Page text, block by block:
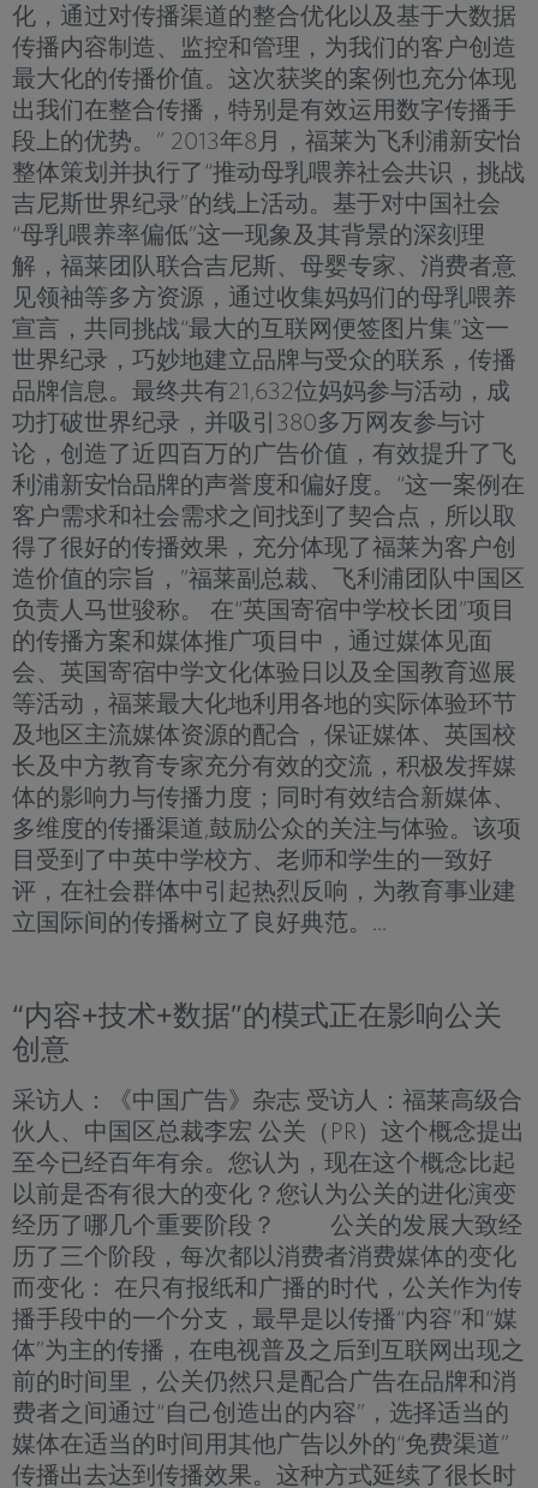
化，通过对传播渠道的整合优化以及基于大数据
传播内容制造、监控和管理，为我们的客户创造
最大化的传播价值。这次获奖的案例也充分体现
出我们在整合传播，特别是有效运用数字传播手
段上的优势。” 2013年8月，福莱为飞利浦新安怡
整体策划并执行了“推动母乳喂养社会共识，挑战
吉尼斯世界纪录”的线上活动。基于对中国社会
“母乳喂养率偏低”这一现象及其背景的深刻理
解，福莱团队联合吉尼斯、母婴专家、消费者意
见领袖等多方资源，通过收集妈妈们的母乳喂养
宣言，共同挑战“最大的互联网便签图片集”这一
世界纪录，巧妙地建立品牌与受众的联系，传播
品牌信息。最终共有21,632位妈妈参与活动，成
功打破世界纪录，并吸引380多万网友参与讨
论，创造了近四百万的广告价值，有效提升了飞
利浦新安怡品牌的声誉度和偏好度。“这一案例在
客户需求和社会需求之间找到了契合点，所以取
得了很好的传播效果，充分体现了福莱为客户创
造价值的宗旨，”福莱副总裁、飞利浦团队中国区
负责人马世骏称。 在“英国寄宿中学校长团”项目
的传播方案和媒体推广项目中，通过媒体见面
会、英国寄宿中学文化体验日以及全国教育巡展
等活动，福莱最大化地利用各地的实际体验环节
及地区主流媒体资源的配合，保证媒体、英国校
长及中方教育专家充分有效的交流，积极发挥媒
体的影响力与传播力度；同时有效结合新媒体、
多维度的传播渠道,鼓励公众的关注与体验。该项
目受到了中英中学校方、老师和学生的一致好
评，在社会群体中引起热烈反响，为教育事业建
立国际间的传播树立了良好典范。...
“内容+技术+数据”的模式正在影响公关
创意
采访人：《中国广告》杂志 受访人：福莱高级合
伙人、中国区总裁李宏 公关（PR）这个概念提出
至今已经百年有余。您认为，现在这个概念比起
以前是否有很大的变化？您认为公关的进化演变
经历了哪几个重要阶段？ 公关的发展大致经
历了三个阶段，每次都以消费者消费媒体的变化
而变化： 在只有报纸和广播的时代，公关作为传
播手段中的一个分支，最早是以传播“内容”和“媒
体”为主的传播，在电视普及之后到互联网出现之
前的时间里，公关仍然只是配合广告在品牌和消
费者之间通过“自己创造出的内容”，选择适当的
媒体在适当的时间用其他广告以外的“免费渠道”
传播出去达到传播效果。这种方式延续了很长时